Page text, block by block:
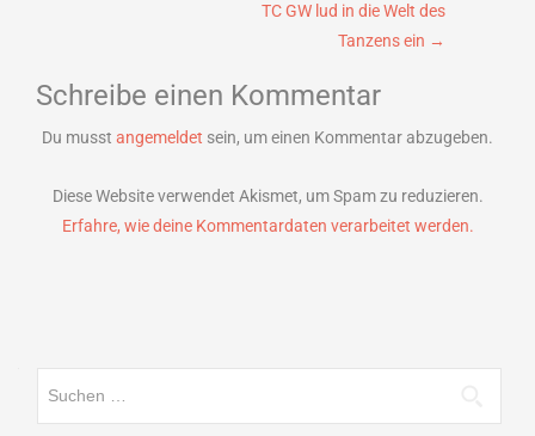
TC GW lud in die Welt des
Tanzens ein →
Schreibe einen Kommentar
Du musst angemeldet sein, um einen Kommentar abzugeben.
Diese Website verwendet Akismet, um Spam zu reduzieren.
Erfahre, wie deine Kommentardaten verarbeitet werden.